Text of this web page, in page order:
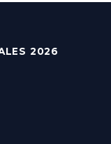
2026